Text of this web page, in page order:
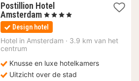
Postillion Hotel
Amsterdam 1
nacht
vanaf
111,38
, 4 Sterren
Design hotel
Hotel in Amsterdam · 3.9 km van het
centrum
Knusse en luxe hotelkamers
Uitzicht over de stad